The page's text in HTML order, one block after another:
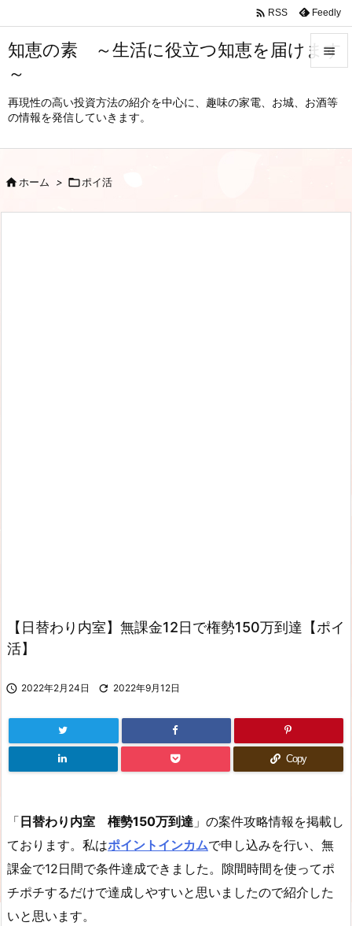
知恵の素 ～生活に役立つ知恵を届けます
～
再現性の高い投資方法の紹介を中心に、趣味の家電、お城、お酒等
の情報を発信していきます。

メニュ
 RSS Feedly
ホーム > ポイ活
【日替わり内室】無課金12日で権勢150万到達【ポイ
活】
 2022年2月24日  2022年9月12日
Copy
「 日替わり内室 権勢150万到達 」の案件攻略情報を掲載し
ております。私はポイントインカムで申し込みを行い、無
課金で12日間で条件達成できました。隙間時間を使ってポ
チポチするだけで達成しやすいと思いましたので紹介した
いと思います。